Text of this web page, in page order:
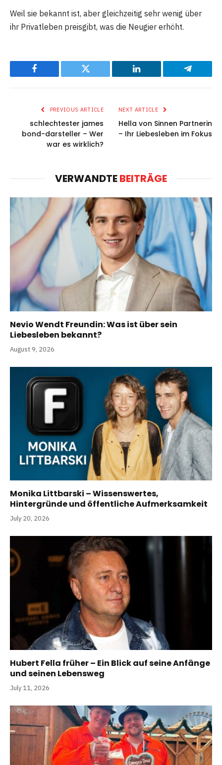
Weil sie bekannt ist, aber gleichzeitig sehr wenig über
ihr Privatleben preisgibt, was die Neugier erhöht.
Facebook Twitter LinkedIn Telegram
PREVIOUS ARTICLE
schlechtester james
bond-darsteller – Wer
war es wirklich?
NEXT ARTICLE
Hella von Sinnen Partnerin
– Ihr Liebesleben im Fokus
VERWANDTEBEITRÄGE
Nevio Wendt Freundin: Was ist über sein
Liebesleben bekannt?
August 9, 2026
Monika Littbarski – Wissenswertes,
Hintergründe und öffentliche Aufmerksamkeit
July 20, 2026
Hubert Fella früher – Ein Blick auf seine Anfänge
und seinen Lebensweg
July 11, 2026